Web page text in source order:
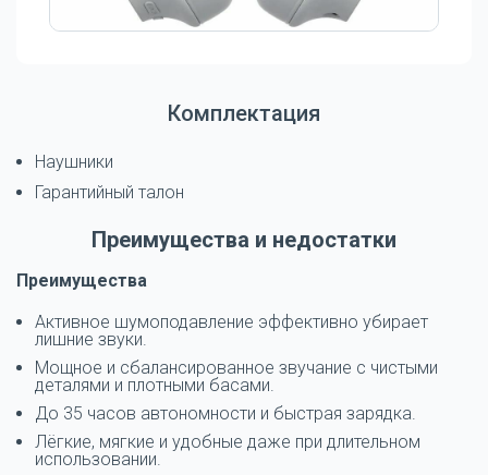
Комплектация
Наушники
Гарантийный талон
Преимущества и недостатки
Преимущества
Активное шумоподавление эффективно убирает
лишние звуки.
Мощное и сбалансированное звучание с чистыми
деталями и плотными басами.
До 35 часов автономности и быстрая зарядка.
Лёгкие, мягкие и удобные даже при длительном
использовании.